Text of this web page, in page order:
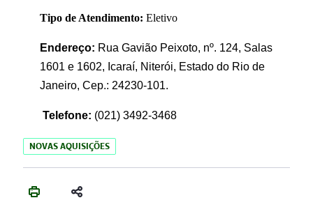
Tipo de Atendimento: Eletivo
Endereço: Rua Gavião Peixoto, nº. 124, Salas
1601 e 1602, Icaraí, Niterói, Estado do Rio de
Janeiro, Cep.: 24230-101.
Telefone: (021) 3492-3468
NOVAS AQUISIÇÕES